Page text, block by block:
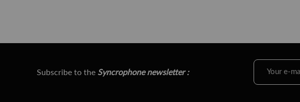
Subscribe to the Syncrophone newsletter :